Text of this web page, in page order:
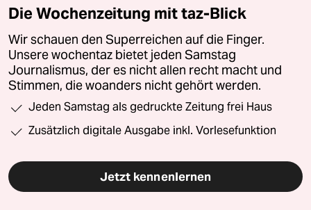
Die Wochenzeitung mit taz-Blick
Wir schauen den Superreichen auf die Finger.
Unsere wochentaz bietet jeden Samstag
Journalismus, der es nicht allen recht macht und
Stimmen, die woanders nicht gehört werden.
Jeden Samstag als gedruckte Zeitung frei Haus
Zusätzlich digitale Ausgabe inkl. Vorlesefunktion
Jetzt kennenlernen